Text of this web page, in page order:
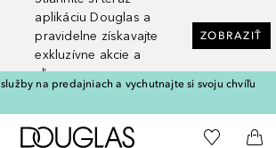
aplikáciu Douglas a
pravidelne získavajte
exkluzívne akcie a
zľavy
ZOBRAZIŤ
na predajniach a vychutnajte si svoju chvíľu
Domov Do môjho